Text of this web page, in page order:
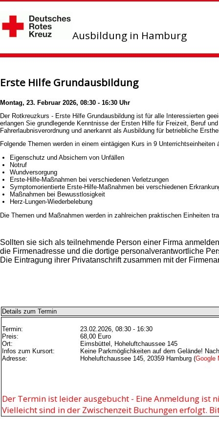
Ausbildung in Hamburg
Erste Hilfe Grundausbildung
Montag, 23. Februar 2026, 08:30 - 16:30 Uhr
Der Rotkreuzkurs - Erste Hilfe Grundausbildung ist für alle Interessierten
erlangen Sie grundlegende Kenntnisse der Ersten Hilfe für Freizeit, Beruf
Fahrerlaubnisverordnung und anerkannt als Ausbildung für betriebliche
Folgende Themen werden in einem eintägigen Kurs in 9 Unterrichtseinheiten
Eigenschutz und Absichern von Unfällen
Notruf
Wundversorgung
Erste-Hilfe-Maßnahmen bei verschiedenen Verletzungen
Symptomorientierte Erste-Hilfe-Maßnahmen bei verschiedenen
Maßnahmen bei Bewusstlosigkeit
Herz-Lungen-Wiederbelebung
Die Themen und Maßnahmen werden in zahlreichen praktischen Einheiten
Sollten sie sich als teilnehmende Person einer Firma
die Firmenadresse und die dortige personalverantwortliche
Die Eintragung ihrer Privatanschrift zusammen mit der
Details zum Termin
Termin:
23.02.2026, 08:30 - 16:30
Preis:
68,00 Euro
Ort:
Eimsbüttel, Hoheluftchaussee 145
Infos zum Kursort:
Keine Parkmöglichkeiten auf dem Gelände!
Adresse:
Hoheluftchaussee 145, 20359 Hamburg (Google
Der Termin ist leider ausgebucht - Eine Anmeldung ist
Vielleicht sind in der Zwischenzeit Buchungen erfolgt.